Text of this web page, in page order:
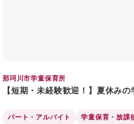
那珂川市学童保育所
【短期・未経験歓迎！】夏休み
パート・アルバイト 学童保育・放課